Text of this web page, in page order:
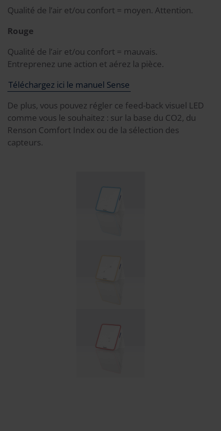
Qualité de l’air et/ou confort = moyen. Attention.
Rouge
Qualité de l’air et/ou confort = mauvais.
Entreprenez une action et aérez la pièce.
Téléchargez ici le manuel Sense
De plus, vous pouvez régler ce feed-back visuel LED
comme vous le souhaitez : sur la base du CO2, du
Renson Comfort Index ou de la sélection des
capteurs.